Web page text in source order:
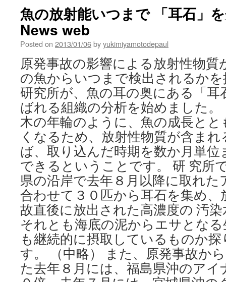
plant
officials
letter
via
The
Times
of
India
魚の放射能いつまで 「耳石」
News web
Posted on 2013/01/06byyukimiyamotodepaul
原発事故の影響による放射性物質
の魚からいつまで検出されるか
研究所が、魚の耳の奥にある「耳
ばれる組織の分析を始めました。
木の年輪のように、魚の成長と
くなるため、放射性物質が含ま
ば、取り込んだ時期を数か月単
できるということです。 研 究所
県の沿岸で去年８月以降に取れ
合わせて３０匹から耳石を集め、
故直後に放出された高濃度の 汚
それとも海底の泥からエサとな
も継続的に摂取しているものか
す。 （中略） また、原発事故か
た去年８月には、福島県沖のア